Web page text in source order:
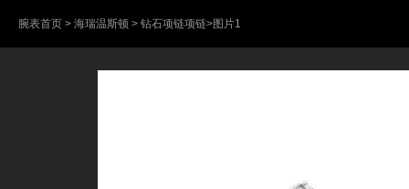
腕表首页 > 海瑞温斯顿 > 钻石项链项链>图片1